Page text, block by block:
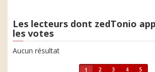
Les lecteurs dont zedTonio
les votes
Aucun résultat
1 2 3 4 5